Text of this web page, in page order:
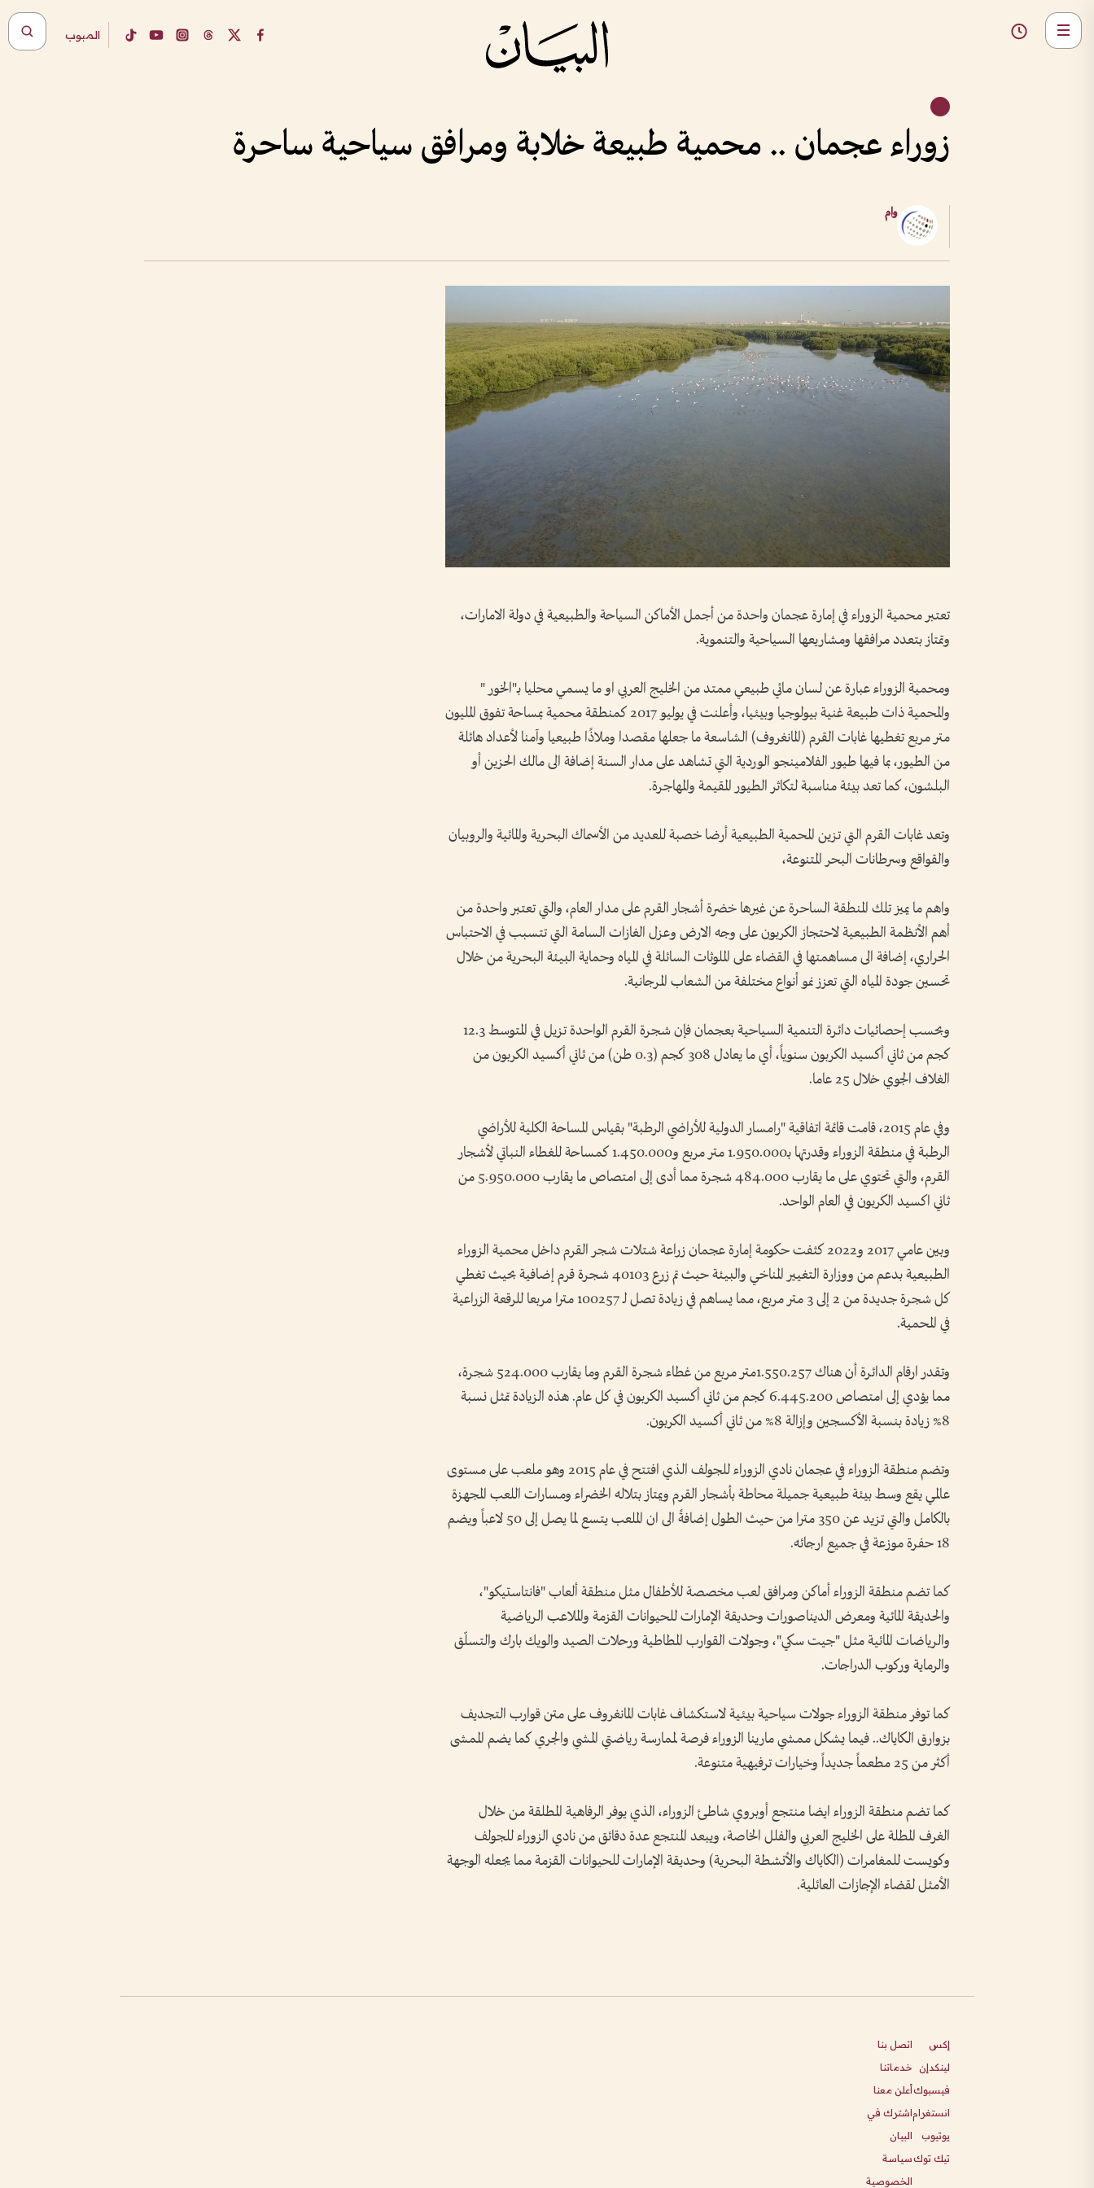
المبوب
زوراء عجمان .. محمية طبيعة خلابة ومرافق سياحية ساحرة
وام
تعتبر محمية الزوراء في إمارة عجمان واحدة من أجمل الأماكن السياحة والطبيعية في دولة الامارات،
وتمتاز بتعدد مرافقها ومشاريعها السياحية والتنموية.
ومحمية الزوراء عبارة عن لسان مائي طبيعي ممتد من الخليج العربي او ما يسمي محليا بـ"الخور "
والمحمية ذات طبيعة غنية بيولوجيا وبيئيا، وأعلنت في يوليو 2017 كمنطقة محمية بمساحة تفوق المليون
متر مربع تغطيها غابات القرم (المانغروف) الشاسعة ما جعلها مقصدا وملاذًا طبيعيا وآمنا لأعداد هائلة
من الطيور، بما فيها طيور الفلامينجو الوردية التي تشاهد على مدار السنة إضافة الى مالك الحزين أو
البلشون، كما تعد بيئة مناسبة لتكاثر الطيور المقيمة والمهاجرة.
وتعد غابات القرم التي تزين المحمية الطبيعية أرضا خصبة للعديد من الأسماك البحرية والمائية والروبيان
والقواقع وسرطانات البحر المتنوعة،
واهم ما يميز تلك المنطقة الساحرة عن غيرها خضرة أشجار القرم على مدار العام، والتي تعتبر واحدة من
أهم الأنظمة الطبيعية لاحتجاز الكربون على وجه الارض وعزل الغازات السامة التي تتسبب في الاحتباس
الحراري، إضافة الى مساهمتها في القضاء على الملوثات السائلة في المياه وحماية البيئة البحرية من خلال
تحسين جودة المياه التي تعزز نمو أنواع مختلفة من الشعاب المرجانية.
وبحسب إحصائيات دائرة التنمية السياحية بعجمان فإن شجرة القرم الواحدة تزيل في المتوسط 12.3
كجم من ثاني أكسيد الكربون سنوياً، أي ما يعادل 308 كجم (0.3 طن) من ثاني أكسيد الكربون من
الغلاف الجوي خلال 25 عاما.
وفي عام 2015، قامت قائمة اتفاقية "رامسار الدولية للأراضي الرطبة" بقياس المساحة الكلية للأراضي
الرطبة في منطقة الزوراء وقدرتها بـ1.950.000 متر مربع و1.450.000 كمساحة للغطاء النباتي لأشجار
القرم، والتي تحتوي على ما يقارب 484.000 شجرة مما أدى إلى امتصاص ما يقارب 5.950.000 من
ثاني اكسيد الكربون في العام الواحد.
وبين عامي 2017 و2022 كثفت حكومة إمارة عجمان زراعة شتلات شجر القرم داخل محمية الزوراء
الطبيعية بدعم من ووزارة التغيير المناخي والبيئة حيث تم زرع 40103 شجرة قرم إضافية بحيث تغطي
كل شجرة جديدة من 2 إلى 3 متر مربع، مما يساهم في زيادة تصل لـ 100257 مترا مربعا للرقعة الزراعية
في المحمية.
وتقدر ارقام الدائرة أن هناك 1.550.257متر مربع من غطاء شجرة القرم وما يقارب 524.000 شجرة،
مما يؤدي إلى امتصاص 6.445.200 كجم من ثاني أكسيد الكربون في كل عام. هذه الزيادة تمثل نسبة
8% زيادة بنسبة الأكسجين وإزالة 8% من ثاني أكسيد الكربون.
وتضم منطقة الزوراء في عجمان نادي الزوراء للجولف الذي افتتح في عام 2015 وهو ملعب على مستوى
عالمي يقع وسط بيئة طبيعية جميلة محاطة بأشجار القرم ويمتاز بتلاله الخضراء ومسارات اللعب المجهزة
بالكامل والتي تزيد عن 350 مترا من حيث الطول إضافةً الى ان الملعب يتسع لما يصل إلى 50 لاعباً ويضم
18 حفرة موزعة في جميع ارجائه.
كما تضم منطقة الزوراء أماكن ومرافق لعب مخصصة للأطفال مثل منطقة ألعاب "فانتاستيكو"،
والحديقة المائية ومعرض الديناصورات وحديقة الإمارات للحيوانات القزمة والملاعب الرياضية
والرياضات المائية مثل "جيت سكي"، وجولات القوارب المطاطية ورحلات الصيد والويك بارك والتسلّق
والرماية وركوب الدراجات.
كما توفر منطقة الزوراء جولات سياحية بيئية لاستكشاف غابات المانغروف على متن قوارب التجديف
بزوارق الـكاياك.. فيما يشكل ممشي مارينا الزوراء فرصة لممارسة رياضتي المشي والجري كما يضم الممشى
أكثر من 25 مطعماً جديداً وخيارات ترفيهية متنوعة.
كما تضم منطقة الزوراء ايضا منتجع أوبروي شاطئ الزوراء، الذي يوفر الرفاهية المطلقة من خلال
الغرف المطلة على الخليج العربي والفلل الخاصة، ويبعد المنتجع عدة دقائق من نادي الزوراء للجولف
وكويست للمغامرات (الكاياك والأنشطة البحرية) وحديقة الإمارات للحيوانات القزمة مما يجعله الوجهة
الأمثل لقضاء الإجازات العائلية.
إكس
لينكدإن
فيسبوك
انستغرام
يوتيوب
تيك توك
اتصل بنا
خدماتنا
أعلن معنا
اشترك في
البيان
سياسة
الخصوصية